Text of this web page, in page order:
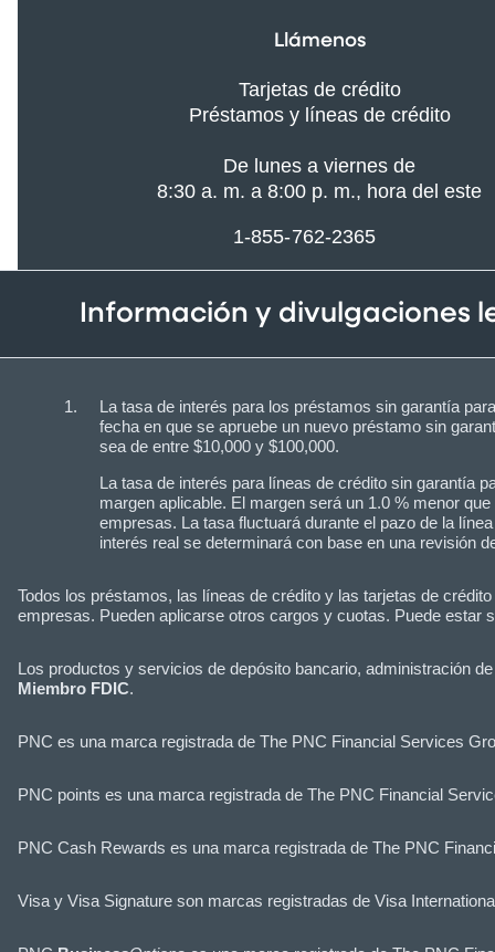
Llámenos
Tarjetas de crédito
Préstamos y líneas de crédito
De lunes a viernes de
8:30 a. m. a 8:00 p. m., hora del este
1-855-762-2365
Información y divulgaciones
La tasa de interés para los préstamos sin garantía
fecha en que se apruebe un nuevo préstamo sin
sea de entre $10,000 y $100,000.
La tasa de interés para líneas de crédito sin garantía
margen aplicable. El margen será un 1.0 % menor
empresas. La tasa fluctuará durante el pazo de la
interés real se determinará con base en una revisión
Todos los préstamos, las líneas de crédito y las tarjetas de
empresas. Pueden aplicarse otros cargos y cuotas. Puede estar
Los productos y servicios de depósito bancario, administración
Miembro FDIC.
PNC es una marca registrada de The PNC Financial Services
PNC points es una marca registrada de The PNC Financial
PNC Cash Rewards es una marca registrada de The PNC
Visa y Visa Signature son marcas registradas de Visa